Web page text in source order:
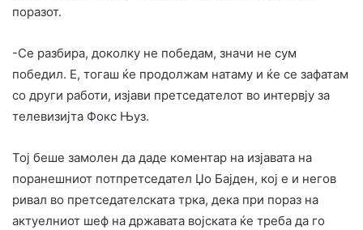
поразот.
-Се разбира, доколку не победам, значи не сум
победил. Е, тогаш ќе продолжам натаму и ќе се зафатам
со други работи, изјави претседателот во интервју за
телевизијта Фокс Њуз.
Тој беше замолен да даде коментар на изјавата на
поранешниот потпретседател Џо Бајден, кој е и негов
ривал во претседателската трка, дека при пораз на
актуелниот шеф на државата војската ќе треба да го